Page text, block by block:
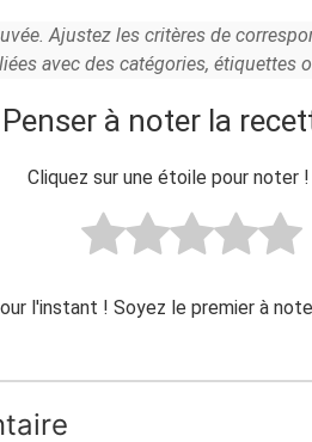
Ajustez les critères de
avec des catégories, étiquettes
Penser à noter la
Cliquez sur une étoile pour noter !
l'instant ! Soyez le premier à